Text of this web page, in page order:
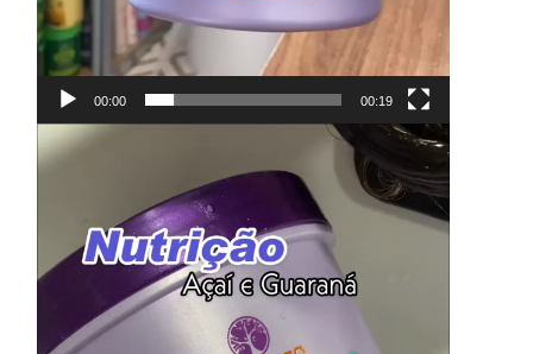
00:00 00:19
Reproductor
de